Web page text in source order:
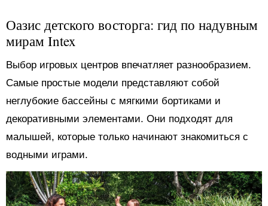
Оазис детского восторга: гид по надувным
мирам Intex
Выбор игровых центров впечатляет разнообразием.
Самые простые модели представляют собой
неглубокие бассейны с мягкими бортиками и
декоративными элементами. Они подходят для
малышей, которые только начинают знакомиться с
водными играми.